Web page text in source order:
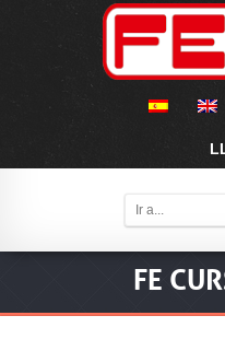
FE